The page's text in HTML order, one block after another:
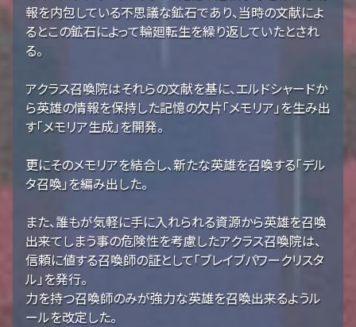
報を内包している不思議な鉱石であり、当時の文献によ
るとこの鉱石によって輪廻転生を繰り返していたとされ
る。
アクラス召喚院はそれらの文献を基に、エルドシャードか
ら英雄の情報を保持した記憶の欠片「メモリア」を生み出
す「メモリア生成」を開発。
更にそのメモリアを結合し、新たな英雄を召喚する「デル
タ召喚」を編み出した。
また、誰もが気軽に手に入れられる資源から英雄を召喚
出来てしまう事の危険性を考慮したアクラス召喚院は、
信頼に値する召喚師の証として「ブレイブパワークリスタ
ル」を発行。
力を持つ召喚師のみが強力な英雄を召喚出来るようル
ールを改定した。